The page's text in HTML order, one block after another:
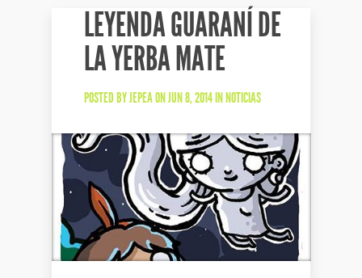
LEYENDA GUARANÍ DE
LA YERBA MATE
POSTED BYJEPEAON JUN 8, 2014 INNOTICIAS